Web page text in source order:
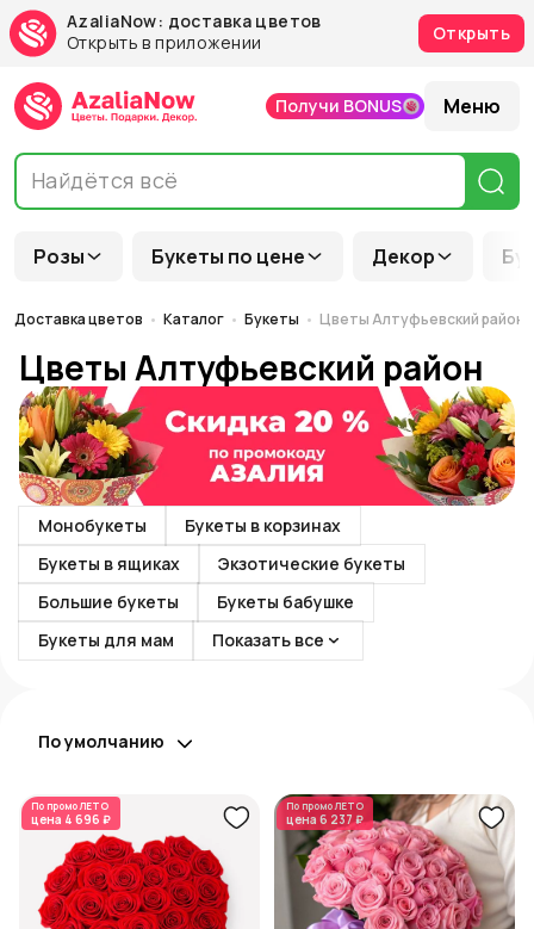
AzaliaNow: доставка цветов
Открыть в приложении
Открыть
Розы Букеты по цене Декор
Получи BONUS Меню
Доставка цветов Каталог Букеты Цветы Алтуфьевский район
Цветы Алтуфьевский район
Монобукеты
Букеты в корзинах
Букеты в ящиках
Экзотические букеты
Большие букеты
Букеты бабушке
Букеты для мам
Показать все
По умолчанию
По промоЛЕТО
цена 4 696 ₽
По промоЛЕТО
цена 6 237 ₽